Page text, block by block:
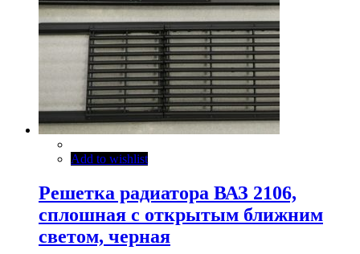
Add to wishlist
Решетка радиатора ВАЗ 2106,
сплошная с открытым ближним
светом, черная